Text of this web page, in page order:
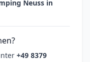
Neuss in
+49 8379